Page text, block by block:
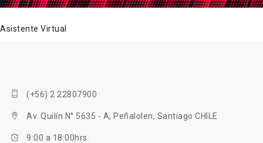
Asistente Virtual
(+56) 2 22807900
Av. Quilín N° 5635 - A, Peñalolen, Santiago CHILE
9:00 a 18:00hrs.